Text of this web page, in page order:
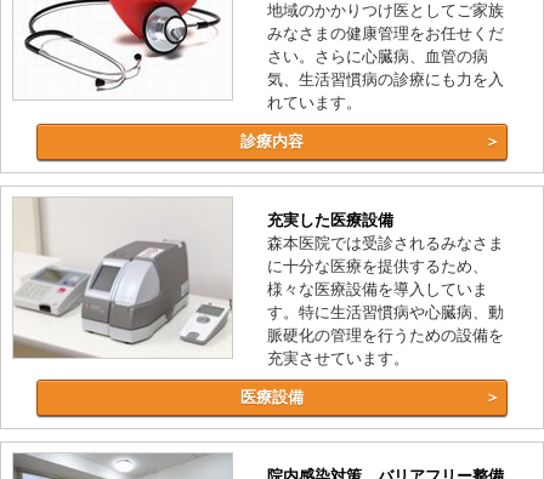
地域のかかりつけ医としてご家族
みなさまの健康管理をお任せくだ
さい。さらに心臓病、血管の病
気、生活習慣病の診療にも力を入
れています。
診療内容
充実した医療設備
森本医院では受診されるみなさま
に十分な医療を提供するため、
様々な医療設備を導入していま
す。特に生活習慣病や心臓病、動
脈硬化の管理を行うための設備を
充実させています。
医療設備